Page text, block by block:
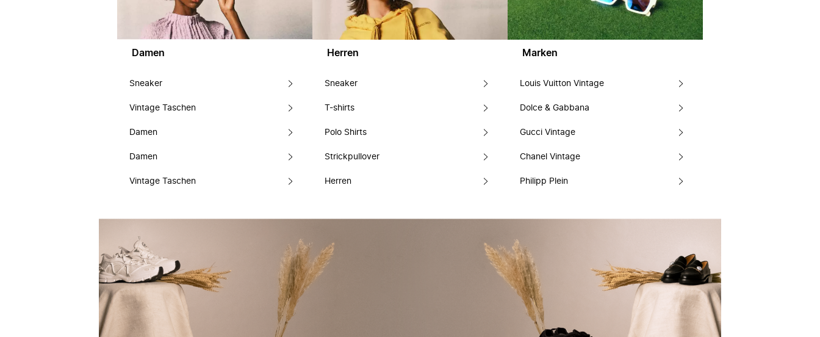
Damen
Sneaker
Vintage Taschen
Damen
Damen
Vintage Taschen
Herren
Sneaker
T-shirts
Polo Shirts
Strickpullover
Herren
Marken
Louis Vuitton Vintage
Dolce & Gabbana
Gucci Vintage
Chanel Vintage
Philipp Plein